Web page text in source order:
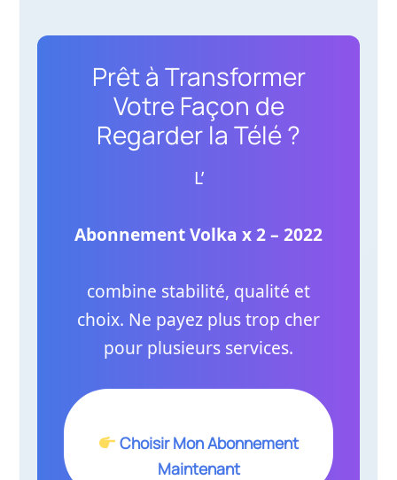
Prêt à Transformer
Votre Façon de
Regarder la Télé ?
L’
Abonnement Volka x 2 – 2022
combine stabilité, qualité et
choix. Ne payez plus trop cher
pour plusieurs services.
Choisir Mon Abonnement
Maintenant